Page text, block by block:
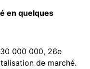
en quelques
000 000, 26e
de marché.